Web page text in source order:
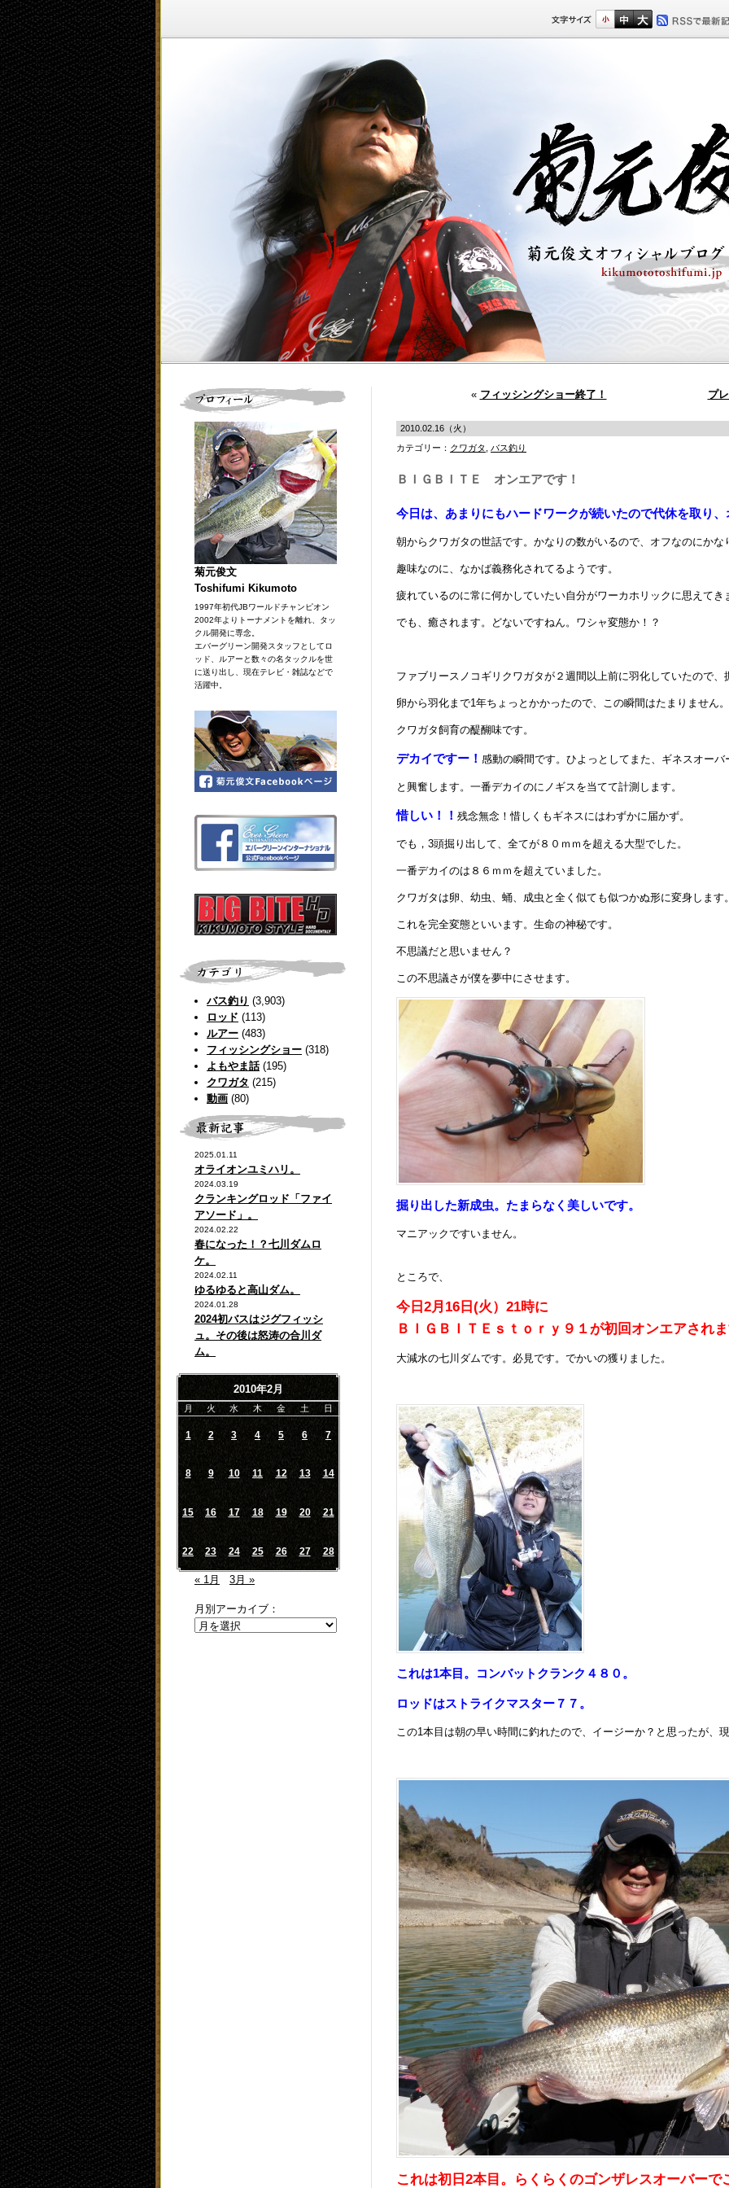
菊元俊文
Toshifumi Kikumoto
1997年初代JBワールドチャンピオン
2002年よりトーナメントを離れ、タッ
クル開発に専念。
エバーグリーン開発スタッフとしてロ
ッド、ルアーと数々の名タックルを世
に送り出し、現在テレビ・雑誌などで
活躍中。
バス釣り (3,903)
ロッド (113)
ルアー (483)
フィッシングショー (318)
よもやま話(195)
クワガタ (215)
動画 (80)
2025.01.11
オライオンユミハリ。
2024.03.19
クランキングロッド「ファイ
アソード」。
2024.02.22
春になった！？七川ダムロ
ケ。
2024.02.11
ゆるゆると高山ダム。
2024.01.28
2024初バスはジグフィッシ
ュ。その後は怒涛の合川ダ
ム。
2010年2月
月 火 水 木 金 土 日
1 2 3 4 5 6 7
8 9 10 11 12 13 14
15 16 17 18 19 20 21
22 23 24 25 26 27 28
« 1月 3月 »
月別アーカイブ：
« フィッシングショー終了！ プ
2010.02.16（火）
カテゴリー： クワガタ バス釣り
ＢＩＧＢＩＴＥ オンエアです！
今日は、 あまりにもハードワークが続いたので代休を取り、
朝からクワガタの世話です。かなりの数がいるので、オフなのにかな
趣味なのに、なかば義務化されてるようです。
疲れているのに常に何かしていたい自分がワーカホリックに思えてき
でも、癒されます。どないですねん。ワシャ変態か！？
ファブリースノコギリクワガタが２週間以上前に羽化していたので、
卵から羽化まで1年ちょっとかかったので、この瞬間はたまりません。
クワガタ飼育の醍醐味です。
デカイですー！ 感動の瞬間です。ひよっとしてまた、ギネスオーバ
と興奮します。一番デカイのにノギスを当てて計測します。
惜しい！！ 残念無念！惜しくもギネスにはわずかに届かず。
でも，3頭掘り出して、全てが８０ｍｍを超える大型でした。
一番デカイのは８６ｍｍを超えていました。
クワガタは卵、幼虫、蛹、成虫と全く似ても似つかぬ形に変身します
これを完全変態といいます。生命の神秘です。
不思議だと思いません？
この不思議さが僕を夢中にさせます。
掘り出した新成虫。たまらなく美しいです。
マニアックですいません。
ところで、
今日2月16日(火）21時に
ＢＩＧＢＩＴＥｓｔｏｒｙ９１が初回オンエアされ
大減水の七川ダムです。必見です。でかいの獲りました。
これは1本目。コンバットクランク４８０。
ロッドはストライクマスター７７。
この1本目は朝の早い時間に釣れたので、イージーか？と思ったが、
これは初日2本目。らくらくのゴンザレスオーバーで